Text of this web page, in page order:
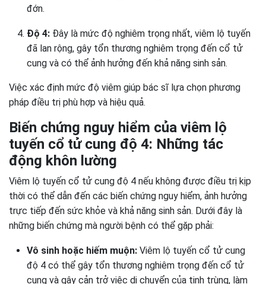
đớn.
Độ 4: Đây là mức độ nghiêm trọng nhất, viêm lộ tuyến
đã lan rộng, gây tổn thương nghiêm trọng đến cổ tử
cung và có thể ảnh hưởng đến khả năng sinh sản.
Việc xác định mức độ viêm giúp bác sĩ lựa chọn phương
pháp điều trị phù hợp và hiệu quả.
Biến chứng nguy hiểm của viêm lộ
tuyến cổ tử cung độ 4: Những tác
động khôn lường
Viêm lộ tuyến cổ tử cung độ 4 nếu không được điều trị kịp
thời có thể dẫn đến các biến chứng nguy hiểm, ảnh hưởng
trực tiếp đến sức khỏe và khả năng sinh sản. Dưới đây là
những biến chứng mà người bệnh có thể gặp phải:
Vô sinh hoặc hiếm muộn: Viêm lộ tuyến cổ tử cung
độ 4 có thể gây tổn thương nghiêm trọng đến cổ tử
cung và gây cản trở việc di chuyển của tinh trùng, làm